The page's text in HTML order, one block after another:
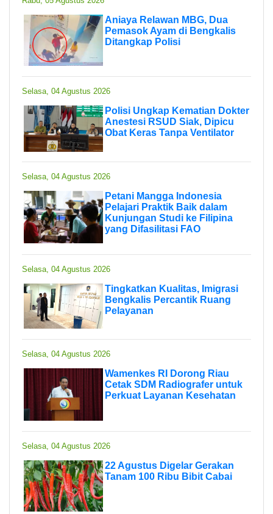
Aniaya Relawan MBG, Dua
Pemasok Ayam di Bengkalis
Ditangkap Polisi
Selasa, 04 Agustus 2026
Polisi Ungkap Kematian Dokter
Anestesi RSUD Siak, Dipicu
Obat Keras Tanpa Ventilator
Selasa, 04 Agustus 2026
Petani Mangga Indonesia
Pelajari Praktik Baik dalam
Kunjungan Studi ke Filipina
yang Difasilitasi FAO
Selasa, 04 Agustus 2026
Tingkatkan Kualitas, Imigrasi
Bengkalis Percantik Ruang
Pelayanan
Selasa, 04 Agustus 2026
Wamenkes RI Dorong Riau
Cetak SDM Radiografer untuk
Perkuat Layanan Kesehatan
Selasa, 04 Agustus 2026
22 Agustus Digelar Gerakan
Tanam 100 Ribu Bibit Cabai